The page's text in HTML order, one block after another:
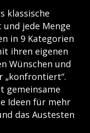
klassische
jede Menge
in 9 Kategorien
ihren eigenen
Wünschen und
„konfrontiert“.
gemeinsame
Ideen für mehr
das Austesten